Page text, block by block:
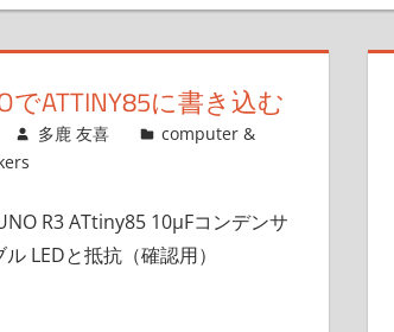
でATTINY85に書き込む
多鹿 友喜
computer &
R3 ATtiny85 10µFコンデンサ
LEDと抵抗（確認用）